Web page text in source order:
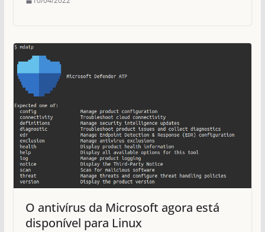
O antivírus da Microsoft agora está
disponível para Linux